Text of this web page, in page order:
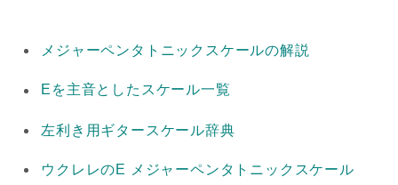
メジャーペンタトニックスケールの解説
Eを主音としたスケール一覧
左利き用ギタースケール辞典
ウクレレのE メジャーペンタトニックスケール